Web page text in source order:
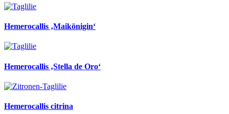
Hemerocallis ‚Maikönigin‘
Hemerocallis ‚Stella de Oro‘
Hemerocallis citrina